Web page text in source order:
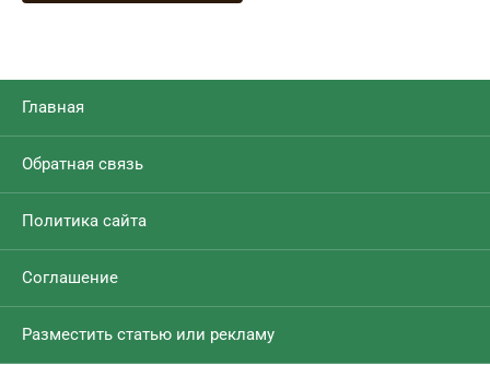
Главная
Обратная связь
Политика сайта
Соглашение
Разместить статью или рекламу